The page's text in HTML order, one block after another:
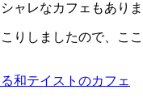
ャレなカフェもありま
りしましたので、ここ
和テイストのカフェ